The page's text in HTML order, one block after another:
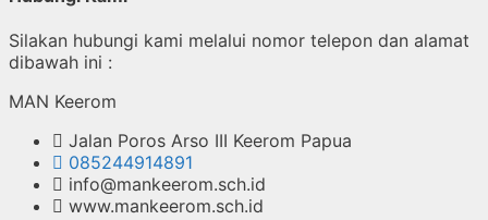
Silakan hubungi kami melalui nomor telepon dan alamat
dibawah ini :
MAN Keerom
Jalan Poros Arso III Keerom Papua
085244914891
info@mankeerom.sch.id
www.mankeerom.sch.id